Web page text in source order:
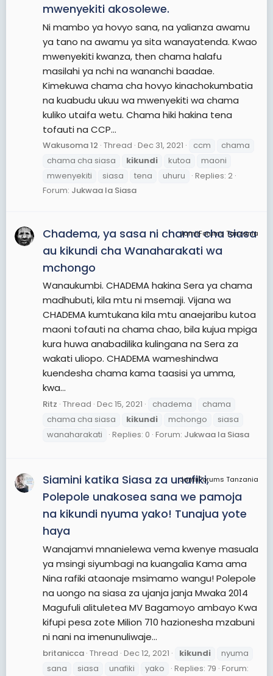
mwenyekiti akosolewe.
Ni mambo ya hovyo sana, na yalianza awamu
ya tano na awamu ya sita wanayatenda. Kwao
mwenyekiti kwanza, then chama halafu
masilahi ya nchi na wananchi baadae.
Kimekuwa chama cha hovyo kinachokumbatia
na kuabudu ukuu wa mwenyekiti wa chama
kuliko utaifa wetu. Chama hiki hakina tena
tofauti na CCP...
Wakusoma 12 Thread Dec 31, 2021 ccm
chama
chama cha siasa
kikundi kutoa
maoni
mwenyekiti
siasa tena uhuru
Replies: 2
Forum: Jukwaa la Siasa
JamiiForums Tanzania
Chadema, ya sasa ni chama cha siasa
au kikundi cha Wanaharakati wa
mchongo
Wanaukumbi. CHADEMA hakina Sera ya chama
madhubuti, kila mtu ni msemaji. Vijana wa
CHADEMA kumtukana kila mtu anaejaribu kutoa
maoni tofauti na chama chao, bila kujua mpiga
kura huwa anabadilika kulingana na Sera za
wakati uliopo. CHADEMA wameshindwa
kuendesha chama kama taasisi ya umma,
kwa...
Ritz Thread Dec 15, 2021 chadema
chama
chama cha siasa
kikundi mchongo
siasa
wanaharakati
Replies: 0 Forum: Jukwaa la Siasa
JamiiForums Tanzania
Siamini katika Siasa za unafiki,
Polepole unakosea sana we pamoja
na kikundi nyuma yako! Tunajua yote
haya
Wanajamvi mnanielewa vema kwenye masuala
ya msingi siyumbagi na kuangalia Kama ama
Nina rafiki ataonaje msimamo wangu! Polepole
na uongo na siasa za ujanja janja Mwaka 2014
Magufuli alituletea MV Bagamoyo ambayo Kwa
kifupi pesa zote Milion 710 hazionesha mzabuni
ni nani na imenunuliwaje...
britanicca Thread Dec 12, 2021 kikundi
nyuma
sana
siasa unafiki yako Replies: 79 Forum: